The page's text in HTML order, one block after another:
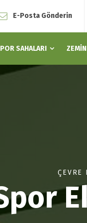
E-Posta Gönderin
SAHALARI
ÇEVRE